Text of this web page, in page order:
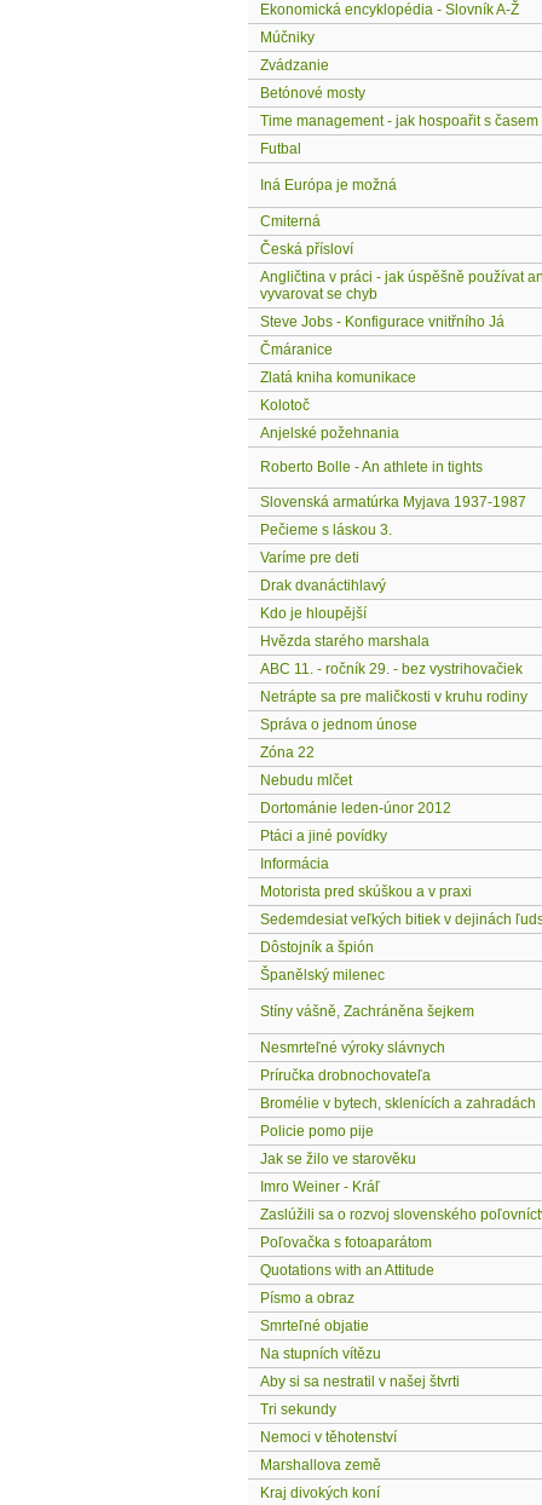
Ekonomická encyklopédia - Slovník A-Ž
Múčniky
Zvádzanie
Betónové mosty
Time management - jak hospoařit s časem
Futbal
Iná Európa je možná
Cmiterná
Česká přísloví
Angličtina v práci - jak úspěšně používat
vyvarovat se chyb
Steve Jobs - Konfigurace vnitřního Já
Čmáranice
Zlatá kniha komunikace
Kolotoč
Anjelské požehnania
Roberto Bolle - An athlete in tights
Slovenská armatúrka Myjava 1937-1987
Pečieme s láskou 3.
Varíme pre deti
Drak dvanáctihlavý
Kdo je hloupější
Hvězda starého marshala
ABC 11. - ročník 29. - bez vystrihovačiek
Netrápte sa pre maličkosti v kruhu rodiny
Správa o jednom únose
Zóna 22
Nebudu mlčet
Dortománie leden-únor 2012
Ptáci a jiné povídky
Informácia
Motorista pred skúškou a v praxi
Sedemdesiat veľkých bitiek v dejinách
Dôstojník a špión
Španělský milenec
Stíny vášně, Zachráněna šejkem
Nesmrteľné výroky slávnych
Príručka drobnochovateľa
Bromélie v bytech, sklenících a zahradách
Policie pomo pije
Jak se žilo ve starověku
Imro Weiner - Kráľ
Zaslúžili sa o rozvoj slovenského
Poľovačka s fotoaparátom
Quotations with an Attitude
Písmo a obraz
Smrteľné objatie
Na stupních vítězu
Aby si sa nestratil v našej štvrti
Tri sekundy
Nemoci v těhotenství
Marshallova země
Kraj divokých koní